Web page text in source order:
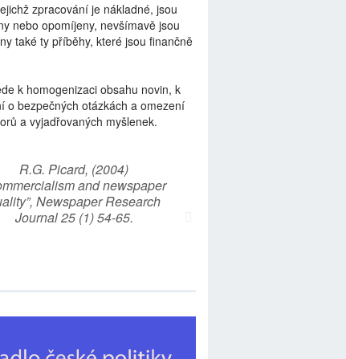
zpracování je nákladné, jsou
nebo opomíjeny, nevšímavě jsou
také ty příběhy, které jsou finančně
k homogenizaci obsahu novin, k
o bezpečných otázkách a omezení
a vyjadřovaných myšlenek.
R.G. Picard, (2004)
and newspaper
Newspaper Research
Journal 25 (1) 54-65.